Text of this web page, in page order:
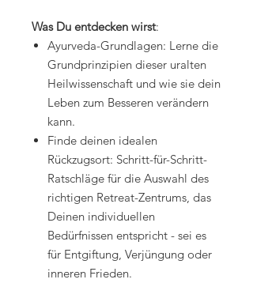
Was Du entdecken wirst:
Ayurveda-Grundlagen: Lerne die
Grundprinzipien dieser uralten
Heilwissenschaft und wie sie dein
Leben zum Besseren verändern
kann.
Finde deinen idealen
Rückzugsort: Schritt-für-Schritt-
Ratschläge für die Auswahl des
richtigen Retreat-Zentrums, das
Deinen individuellen
Bedürfnissen entspricht - sei es
für Entgiftung, Verjüngung oder
inneren Frieden.